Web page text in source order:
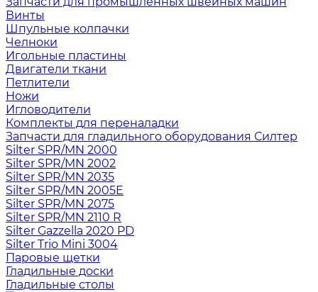
Винты
Шпульные колпачки
Челноки
Игольные пластины
Двигатели ткани
Петлители
Ножи
Игловодители
Комплекты для переналадки
Запчасти для гладильного оборудования Силтер
Silter SPR/MN 2000
Silter SPR/MN 2002
Silter SPR/MN 2035
Silter SPR/MN 2005E
Silter SPR/MN 2075
Silter SPR/MN 2110 R
Silter Gazzella 2020 PD
Silter Trio Mini 3004
Паровые щетки
Гладильные доски
Гладильные столы